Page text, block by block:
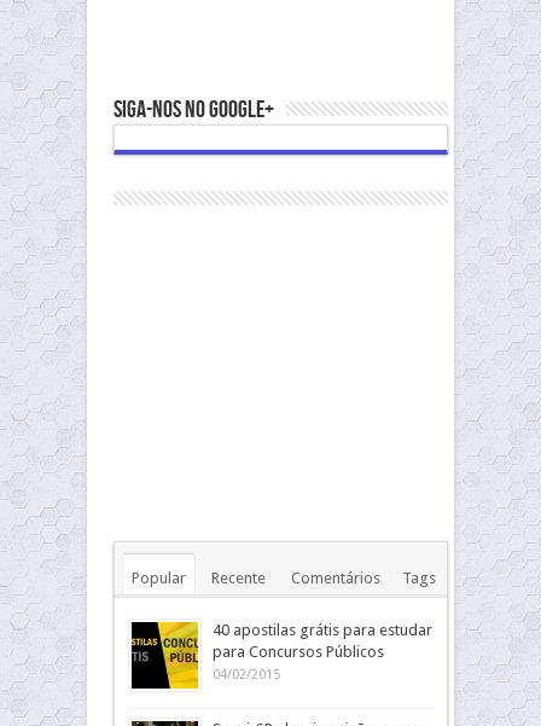
Siga-nos no Google+
Popular Recente Comentários Tags
40 apostilas grátis para estudar
para Concursos Públicos
04/02/2015